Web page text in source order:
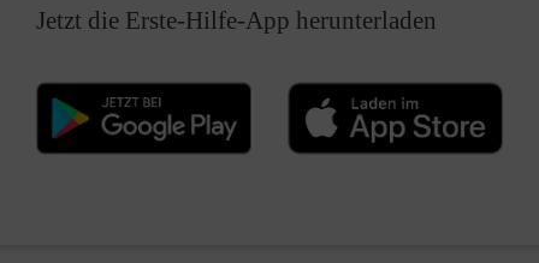
Jetzt die Erste-Hilfe-App herunterladen